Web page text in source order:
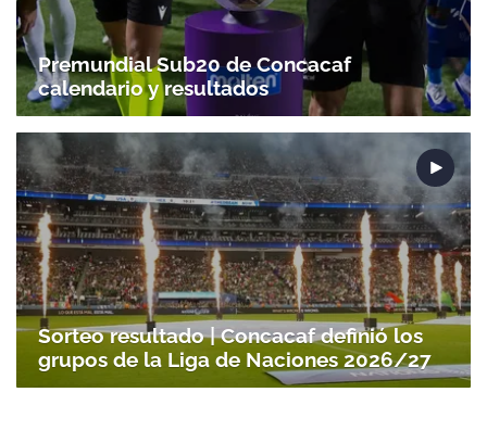
Premundial Sub20 de Concacaf
calendario y resultados
Sorteo resultado | Concacaf definió los
grupos de la Liga de Naciones 2026/27